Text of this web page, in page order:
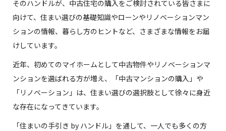
そのハンドルが、中古住宅の購入をご検討されている皆さまに
向けて、住まい選びの基礎知識やローンやリノベーションマン
ションの情報、暮らし方のヒントなど、さまざまな情報をお届
けしています。
近年、初めてのマイホームとして中古物件やリノベーションマ
ンションを選ばれる方が増え、「中古マンションの購入」や
「リノベーション」は、住まい選びの選択肢として徐々に身近
な存在になってきています。
「住まいの手引き by ハンドル」を通して、一人でも多くの方